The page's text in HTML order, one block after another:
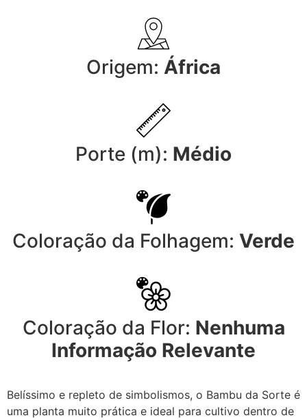
Origem: África
Porte (m): Médio
Coloração da Folhagem: Verde
Coloração da Flor: Nenhuma
Informação Relevante
Belíssimo e repleto de simbolismos, o Bambu da Sorte é
uma planta muito prática e ideal para cultivo dentro de